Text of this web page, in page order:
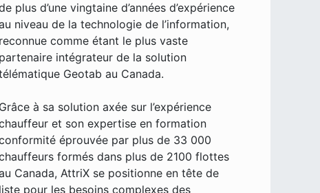
plus d’une vingtaine d’années d’expérience
niveau de la technologie de l’information,
reconnue comme étant le plus vaste
partenaire intégrateur de la solution
Geotab au Canada.
Grâce à sa solution axée sur l’expérience
et son expertise en formation
éprouvée par plus de 33 000
formés dans plus de 2100 flottes
Canada, AttriX se positionne en tête de
liste pour les besoins complexes des